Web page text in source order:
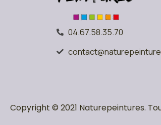
04.67.58.35.70
Copyright © 2021 Naturepeintures.